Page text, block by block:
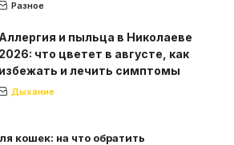
Разное
Аллергия и пыльца в Николаеве
2026: что цветет в августе, как
избежать и лечить симптомы
Дыхание
кошек: на что обратить